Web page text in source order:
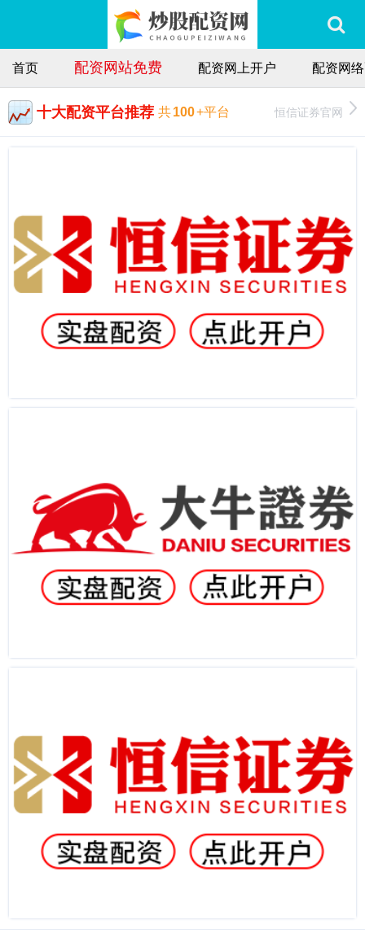
首页 配资网站免费 配资网上开户 配资网
十大配资平台推荐 共100+平台 恒信证券官网